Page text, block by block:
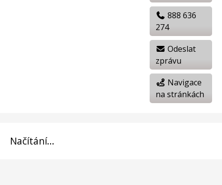
888 636
274
Odeslat
zprávu
Navigace
na stránkách
Načítání...